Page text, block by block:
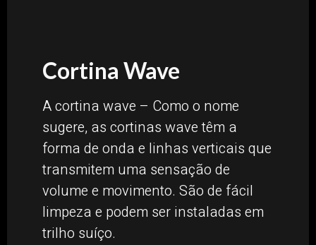
Cortina Wave
A cortina wave – Como o nome
sugere, as cortinas wave têm a
forma de onda e linhas verticais que
transmitem uma sensação de
volume e movimento. São de fácil
limpeza e podem ser instaladas em
trilho suíço.